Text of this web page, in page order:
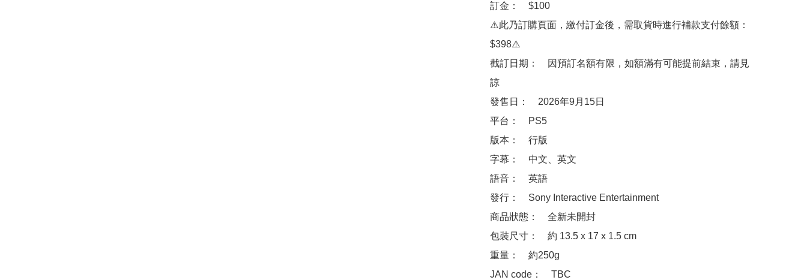
訂金：　$100
⚠️此乃訂購頁面，繳付訂金後，需取貨時進行補款支付餘額：
$398⚠️
截訂日期：　因預訂名額有限，如額滿有可能提前結束，請見
諒
發售日：　2026年9月15日
平台：　PS5
版本：　行版
字幕：　中文、英文
語音：　英語
發行：　Sony Interactive Entertainment
商品狀態：　全新未開封
包裝尺寸：　約 13.5 x 17 x 1.5 cm
重量：　約250g
JAN code：　TBC